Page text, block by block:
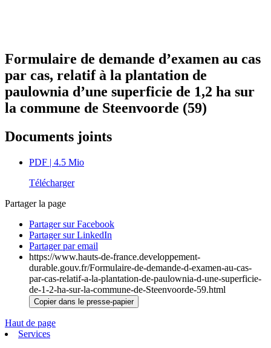
Formulaire de demande d’examen au cas
par cas, relatif à la plantation de
paulownia d’une superficie de 1,2 ha sur
la commune de Steenvoorde (59)
Documents joints
PDF | 4.5 Mio
Télécharger
Partager la page
Partager sur Facebook
Partager sur LinkedIn
Partager par email
https://www.hauts-de-france.developpement-
durable.gouv.fr/Formulaire-de-demande-d-examen-au-cas-
par-cas-relatif-a-la-plantation-de-paulownia-d-une-superficie-
de-1-2-ha-sur-la-commune-de-Steenvoorde-59.html
Copier dans le presse-papier
Haut de page
Services